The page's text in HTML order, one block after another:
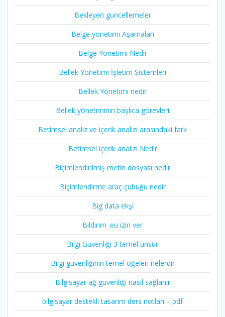
Bekleyen güncellemeler
Belge yönetimi Aşamaları
Belge Yönetimi Nedir
Bellek Yönetimi İşletim Sistemleri
Bellek Yönetimi nedir
Bellek yönetiminin başlıca görevleri
Betimsel analiz ve içerik analizi arasındaki fark
Betimsel içerik analizi Nedir
Biçimlendirilmiş metin dosyası nedir
Biçimlendirme araç çubuğu nedir
Big data ekşi
Bildirim .eu izin ver
Bilgi Güvenliği 3 temel unsur
Bilgi güvenliğinin temel öğeleri nelerdir
Bilgisayar ağ güvenliği nasıl sağlanır
bilgisayar destekli tasarim ders notları – pdf